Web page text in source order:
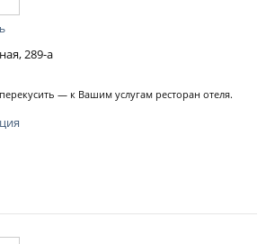
289-а
— к Вашим услугам ресторан отеля.